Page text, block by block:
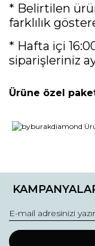
* Belirtilen
farklılık
* Hafta içi
siparişleriniz
Ürüne özel
konularda yetersiz
Görüş ve
Ürün resmi
Ürün